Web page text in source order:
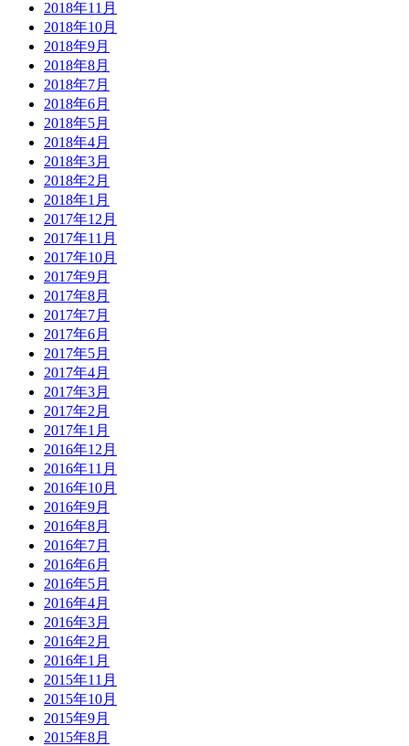
2018年11月
2018年10月
2018年9月
2018年8月
2018年7月
2018年6月
2018年5月
2018年4月
2018年3月
2018年2月
2018年1月
2017年12月
2017年11月
2017年10月
2017年9月
2017年8月
2017年7月
2017年6月
2017年5月
2017年4月
2017年3月
2017年2月
2017年1月
2016年12月
2016年11月
2016年10月
2016年9月
2016年8月
2016年7月
2016年6月
2016年5月
2016年4月
2016年3月
2016年2月
2016年1月
2015年11月
2015年10月
2015年9月
2015年8月